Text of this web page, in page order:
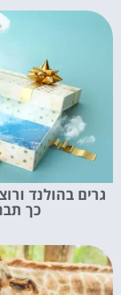
גרים בהולנד
כך